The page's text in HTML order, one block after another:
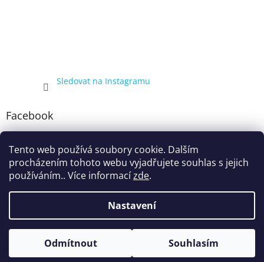
Tento web používá soubory cookie. Dalším
procházením tohoto webu vyjadřujete souhlas s jejich
používáním.. Více informacízde.
Nastavení
Odmítnout Souhlasím
Kompletní nabídka balíčků 4+1, zobrazená pouze registrovaným
Sledovat na Instagramu
Facebook
Vytvořil Shoptet
Copyright 2026ecigarka.cz . Všechna práva vyhrazena.